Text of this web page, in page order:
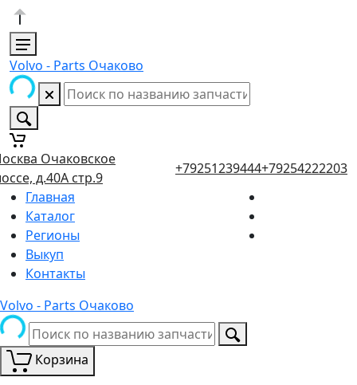
Volvo - Parts Очаково
Очаковское
д.40А стр.9
+79251239444+79254222203
Главная
Каталог
Регионы
Выкуп
Контакты
Volvo - Parts Очаково
Корзина